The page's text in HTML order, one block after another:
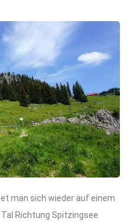
man sich wieder auf einem
Richtung Spitzingsee